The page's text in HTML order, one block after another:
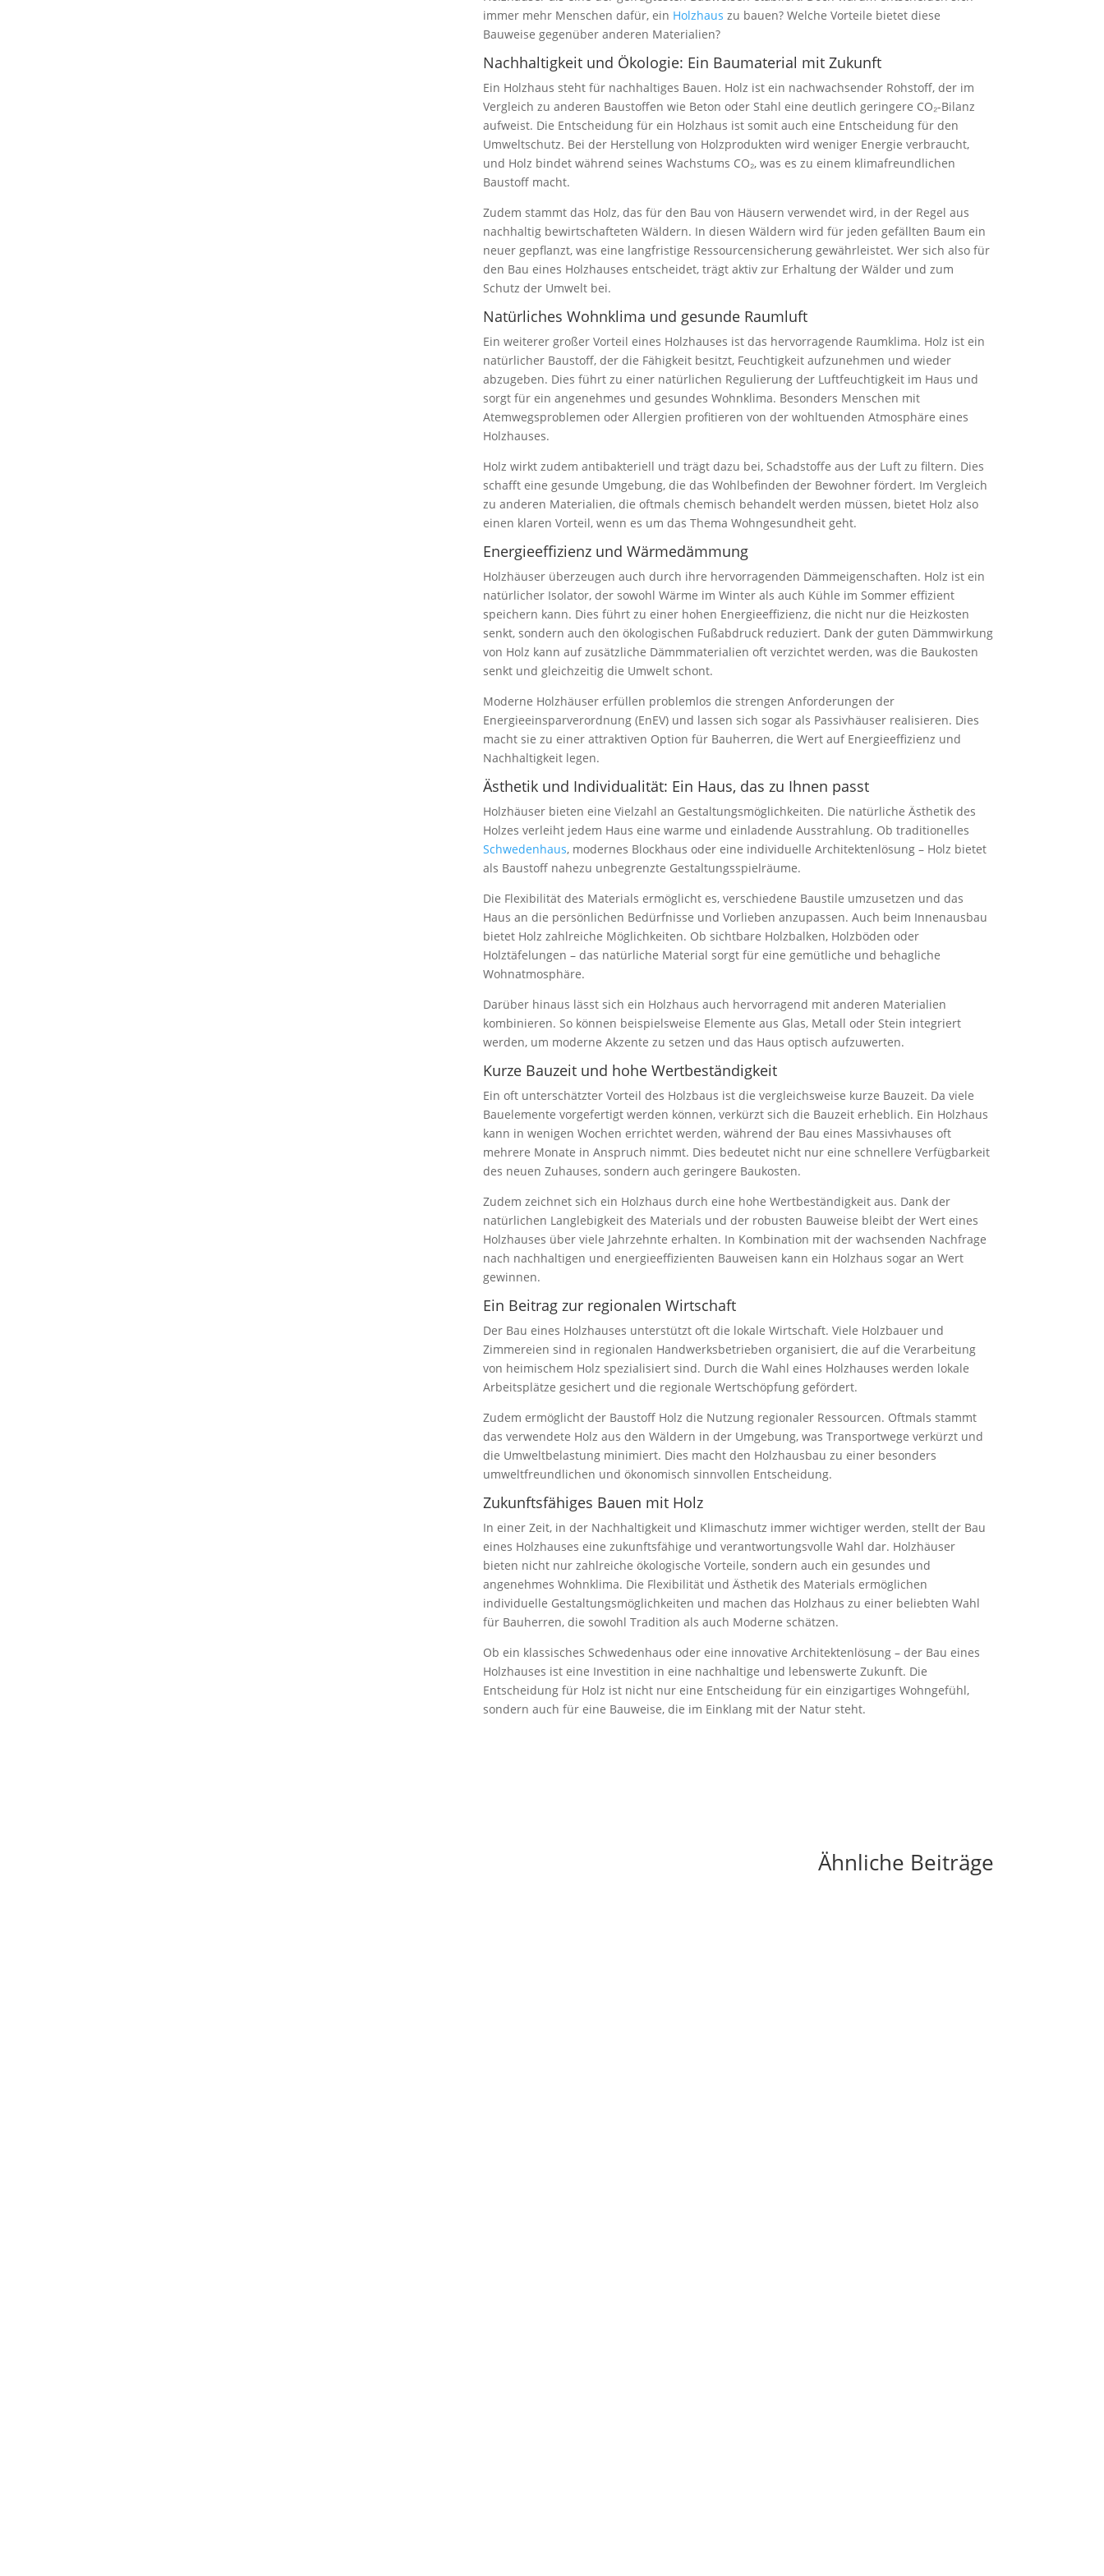
immer mehr Menschen dafür, ein Holzhaus zu bauen? Welche Vorteile bietet diese
Bauweise gegenüber anderen Materialien?
Nachhaltigkeit und Ökologie: Ein Baumaterial mit Zukunft
Ein Holzhaus steht für nachhaltiges Bauen. Holz ist ein nachwachsender Rohstoff, der im
Vergleich zu anderen Baustoffen wie Beton oder Stahl eine deutlich geringere CO₂-Bilanz
aufweist. Die Entscheidung für ein Holzhaus ist somit auch eine Entscheidung für den
Umweltschutz. Bei der Herstellung von Holzprodukten wird weniger Energie verbraucht,
und Holz bindet während seines Wachstums CO₂, was es zu einem klimafreundlichen
Baustoff macht.
Zudem stammt das Holz, das für den Bau von Häusern verwendet wird, in der Regel aus
nachhaltig bewirtschafteten Wäldern. In diesen Wäldern wird für jeden gefällten Baum ein
neuer gepflanzt, was eine langfristige Ressourcensicherung gewährleistet. Wer sich also für
den Bau eines Holzhauses entscheidet, trägt aktiv zur Erhaltung der Wälder und zum
Schutz der Umwelt bei.
Natürliches Wohnklima und gesunde Raumluft
Ein weiterer großer Vorteil eines Holzhauses ist das hervorragende Raumklima. Holz ist ein
natürlicher Baustoff, der die Fähigkeit besitzt, Feuchtigkeit aufzunehmen und wieder
abzugeben. Dies führt zu einer natürlichen Regulierung der Luftfeuchtigkeit im Haus und
sorgt für ein angenehmes und gesundes Wohnklima. Besonders Menschen mit
Atemwegsproblemen oder Allergien profitieren von der wohltuenden Atmosphäre eines
Holzhauses.
Holz wirkt zudem antibakteriell und trägt dazu bei, Schadstoffe aus der Luft zu filtern. Dies
schafft eine gesunde Umgebung, die das Wohlbefinden der Bewohner fördert. Im Vergleich
zu anderen Materialien, die oftmals chemisch behandelt werden müssen, bietet Holz also
einen klaren Vorteil, wenn es um das Thema Wohngesundheit geht.
Energieeffizienz und Wärmedämmung
Holzhäuser überzeugen auch durch ihre hervorragenden Dämmeigenschaften. Holz ist ein
natürlicher Isolator, der sowohl Wärme im Winter als auch Kühle im Sommer effizient
speichern kann. Dies führt zu einer hohen Energieeffizienz, die nicht nur die Heizkosten
senkt, sondern auch den ökologischen Fußabdruck reduziert. Dank der guten Dämmwirkung
von Holz kann auf zusätzliche Dämmmaterialien oft verzichtet werden, was die Baukosten
senkt und gleichzeitig die Umwelt schont.
Moderne Holzhäuser erfüllen problemlos die strengen Anforderungen der
Energieeinsparverordnung (EnEV) und lassen sich sogar als Passivhäuser realisieren. Dies
macht sie zu einer attraktiven Option für Bauherren, die Wert auf Energieeffizienz und
Nachhaltigkeit legen.
Ästhetik und Individualität: Ein Haus, das zu Ihnen passt
Holzhäuser bieten eine Vielzahl an Gestaltungsmöglichkeiten. Die natürliche Ästhetik des
Holzes verleiht jedem Haus eine warme und einladende Ausstrahlung. Ob traditionelles
Schwedenhaus, modernes Blockhaus oder eine individuelle Architektenlösung – Holz bietet
als Baustoff nahezu unbegrenzte Gestaltungsspielräume.
Die Flexibilität des Materials ermöglicht es, verschiedene Baustile umzusetzen und das
Haus an die persönlichen Bedürfnisse und Vorlieben anzupassen. Auch beim Innenausbau
bietet Holz zahlreiche Möglichkeiten. Ob sichtbare Holzbalken, Holzböden oder
Holztäfelungen – das natürliche Material sorgt für eine gemütliche und behagliche
Wohnatmosphäre.
Darüber hinaus lässt sich ein Holzhaus auch hervorragend mit anderen Materialien
kombinieren. So können beispielsweise Elemente aus Glas, Metall oder Stein integriert
werden, um moderne Akzente zu setzen und das Haus optisch aufzuwerten.
Kurze Bauzeit und hohe Wertbeständigkeit
Ein oft unterschätzter Vorteil des Holzbaus ist die vergleichsweise kurze Bauzeit. Da viele
Bauelemente vorgefertigt werden können, verkürzt sich die Bauzeit erheblich. Ein Holzhaus
kann in wenigen Wochen errichtet werden, während der Bau eines Massivhauses oft
mehrere Monate in Anspruch nimmt. Dies bedeutet nicht nur eine schnellere Verfügbarkeit
des neuen Zuhauses, sondern auch geringere Baukosten.
Zudem zeichnet sich ein Holzhaus durch eine hohe Wertbeständigkeit aus. Dank der
natürlichen Langlebigkeit des Materials und der robusten Bauweise bleibt der Wert eines
Holzhauses über viele Jahrzehnte erhalten. In Kombination mit der wachsenden Nachfrage
nach nachhaltigen und energieeffizienten Bauweisen kann ein Holzhaus sogar an Wert
gewinnen.
Ein Beitrag zur regionalen Wirtschaft
Der Bau eines Holzhauses unterstützt oft die lokale Wirtschaft. Viele Holzbauer und
Zimmereien sind in regionalen Handwerksbetrieben organisiert, die auf die Verarbeitung
von heimischem Holz spezialisiert sind. Durch die Wahl eines Holzhauses werden lokale
Arbeitsplätze gesichert und die regionale Wertschöpfung gefördert.
Zudem ermöglicht der Baustoff Holz die Nutzung regionaler Ressourcen. Oftmals stammt
das verwendete Holz aus den Wäldern in der Umgebung, was Transportwege verkürzt und
die Umweltbelastung minimiert. Dies macht den Holzhausbau zu einer besonders
umweltfreundlichen und ökonomisch sinnvollen Entscheidung.
Zukunftsfähiges Bauen mit Holz
In einer Zeit, in der Nachhaltigkeit und Klimaschutz immer wichtiger werden, stellt der Bau
eines Holzhauses eine zukunftsfähige und verantwortungsvolle Wahl dar. Holzhäuser
bieten nicht nur zahlreiche ökologische Vorteile, sondern auch ein gesundes und
angenehmes Wohnklima. Die Flexibilität und Ästhetik des Materials ermöglichen
individuelle Gestaltungsmöglichkeiten und machen das Holzhaus zu einer beliebten Wahl
für Bauherren, die sowohl Tradition als auch Moderne schätzen.
Ob ein klassisches Schwedenhaus oder eine innovative Architektenlösung – der Bau eines
Holzhauses ist eine Investition in eine nachhaltige und lebenswerte Zukunft. Die
Entscheidung für Holz ist nicht nur eine Entscheidung für ein einzigartiges Wohngefühl,
sondern auch für eine Bauweise, die im Einklang mit der Natur steht.
Ähnliche Beiträge